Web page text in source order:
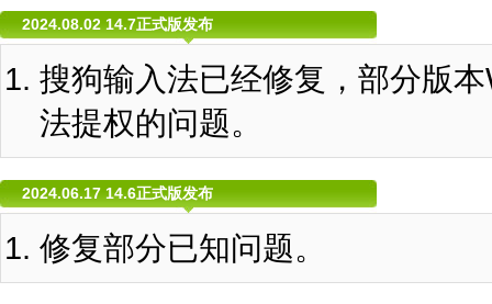
2024.08.02 14.7正式版发布
搜狗输入法已经修复，部分版
法提权的问题。
2024.06.17 14.6正式版发布
修复部分已知问题。